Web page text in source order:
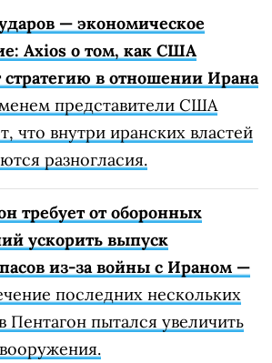
— экономическое
Axios о том, как США
в отношении Ирана
представители США
что внутри иранских властей
разногласия.
требует от оборонных
ускорить выпуск
из-за войны с Ираном —
последних нескольких
Пентагон пытался увеличить